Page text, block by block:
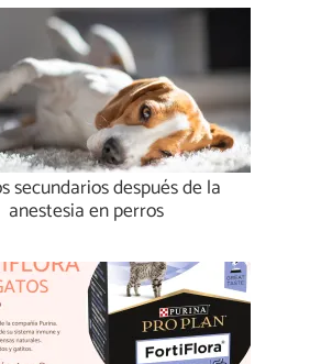
secundarios después de la
anestesia en perros